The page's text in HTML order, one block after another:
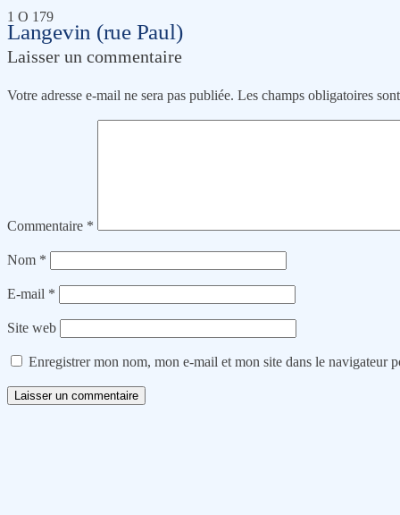
Langevin (rue Paul)
1 O 179
Laisser un commentaire
Votre adresse e-mail ne sera pas publiée. Les champs obligatoires
Commentaire *
Nom *
E-mail *
Site web
Enregistrer mon nom, mon e-mail et mon site dans le navigateur